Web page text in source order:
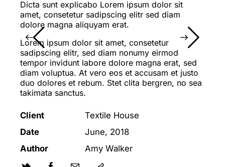
Dicta sunt explicabo Lorem ipsum dolor sit
amet, consetetur sadipscing elitr sed diam
dolore magna aliquyam erat.
Lorem ipsum dolor sit amet, consetetur
sadipscing elitr, sed diam nonumy eirmod
tempor invidunt labore dolore magna erat, sed
diam voluptua. At vero eos et accusam et justo
duo dolores et rebum. Stet clita bergren, no sea
takimata sanctus.
Client
Textile House
Date
June, 2018
Author
Amy Walker